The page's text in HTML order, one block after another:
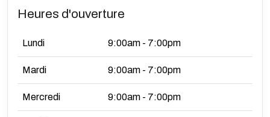
Heures d'ouverture
Lundi 9:00am - 7:00pm
Mardi 9:00am - 7:00pm
Mercredi 9:00am - 7:00pm